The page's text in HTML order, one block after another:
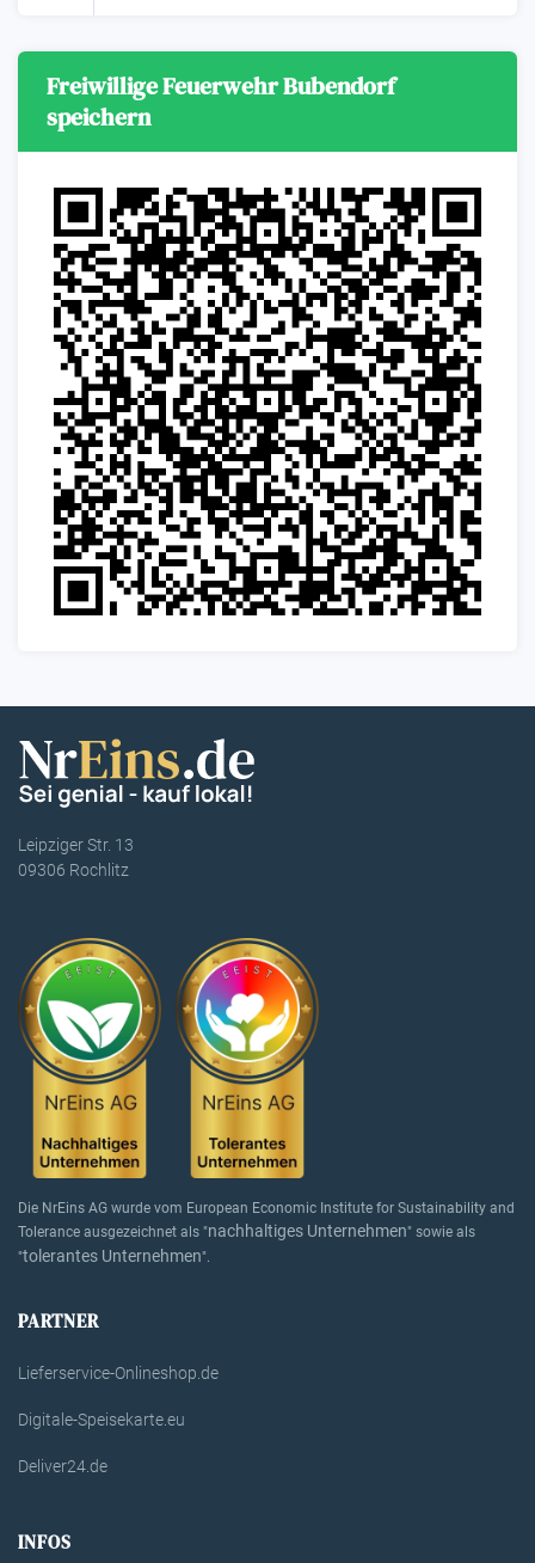
Freiwillige Feuerwehr Bubendorf
speichern
Leipziger Str. 13
09306 Rochlitz
Die NrEins AG wurde vom European Economic Institute for Sustainability and
Tolerance ausgezeichnet als "nachhaltiges Unternehmen" sowie als
"tolerantes Unternehmen".
PARTNER
Lieferservice-Onlineshop.de
Digitale-Speisekarte.eu
Deliver24.de
INFOS